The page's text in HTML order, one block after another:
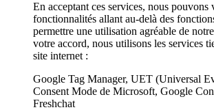
En acceptant ces services, nous pouvons
fonctionnalités allant au-delà des
permettre une utilisation agréable de
votre accord, nous utilisons les services
site internet :
Google Tag Manager, UET (Universal
Consent Mode de Microsoft, Google
Freshchat